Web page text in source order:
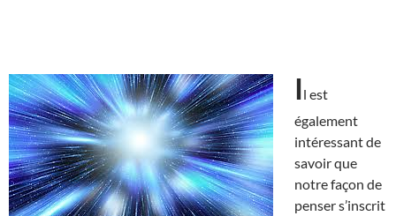
Il est
également
intéressant de
savoir que
notre façon de
penser s’inscrit